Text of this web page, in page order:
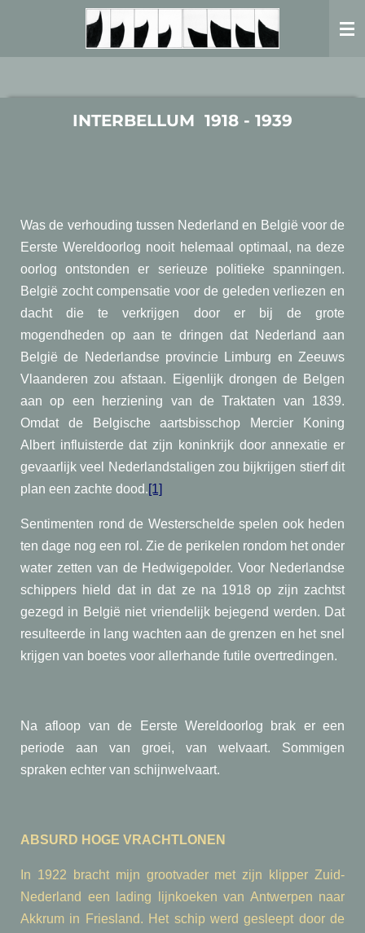
INTERBELLUM 1918 - 1939
Was de verhouding tussen Nederland en België voor de
Eerste Wereldoorlog nooit helemaal optimaal, na deze
oorlog ontstonden er serieuze politieke spanningen.
België zocht compensatie voor de geleden verliezen en
dacht die te verkrijgen door er bij de grote
mogendheden op aan te dringen dat Nederland aan
België de Nederlandse provincie Limburg en Zeeuws
Vlaanderen zou afstaan. Eigenlijk drongen de Belgen
aan op een herziening van de Traktaten van 1839.
Omdat de Belgische aartsbisschop Mercier Koning
Albert influisterde dat zijn koninkrijk door annexatie er
gevaarlijk veel Nederlandstaligen zou bijkrijgen stierf dit
plan een zachte dood.[1]
Sentimenten rond de Westerschelde spelen ook heden
ten dage nog een rol. Zie de perikelen rondom het onder
water zetten van de Hedwigepolder. Voor Nederlandse
schippers hield dat in dat ze na 1918 op zijn zachtst
gezegd in België niet vriendelijk bejegend werden. Dat
resulteerde in lang wachten aan de grenzen en het snel
krijgen van boetes voor allerhande futile overtredingen.
Na afloop van de Eerste Wereldoorlog brak er een
periode aan van groei, van welvaart. Sommigen
spraken echter van schijnwelvaart.
ABSURD HOGE VRACHTLONEN
In 1922 bracht mijn grootvader met zijn klipper Zuid-
Nederland een lading lijnkoeken van Antwerpen naar
Akkrum in Friesland. Het schip werd gesleept door de